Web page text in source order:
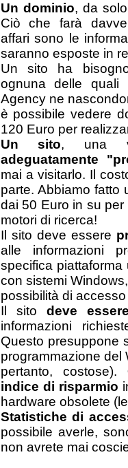
Un dominio, da
Ciò che farà
affari sono le
saranno esposte in
Un sito ha
ognuna delle quali
Agency ne
è possibile vedere
120 Euro per
Un sito, una
adeguatamente
mai a visitarlo. Il
parte. Abbiamo fatto
dai 50 Euro in su
motori di ricerca!
Il sito deve essere
alle informazioni
specifica
con sistemi
possibilità di
Il sito deve
informazioni
Questo presuppone
programmazione del
pertanto, costose).
indice di risparmio
hardware obsolete
Statistiche di
possibile averle,
non avrete mai